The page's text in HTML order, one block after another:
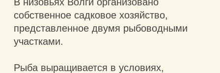
единственным в своём роде
зоопланктоном, делает неповторимыми
вкусовые качества чёрной икры, которые
невозможно воспроизвести в других
условиях содержания осетровых.